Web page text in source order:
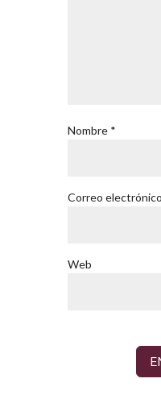
Nombre *
Correo electrónico
Web